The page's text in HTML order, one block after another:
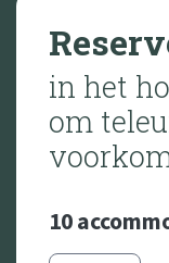
in het
om
10